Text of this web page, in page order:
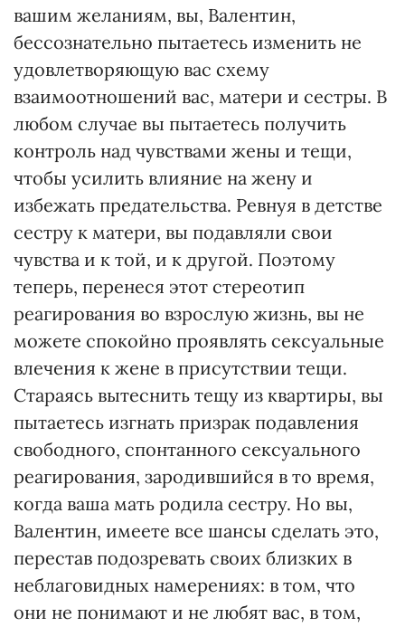
вашим желаниям, вы, Валентин,
бессознательно пытаетесь изменить не
удовлетворяющую вас схему
взаимоотношений вас, матери и сестры. В
любом случае вы пытаетесь получить
контроль над чувствами жены и тещи,
чтобы усилить влияние на жену и
избежать предательства. Ревнуя в детстве
сестру к матери, вы подавляли свои
чувства и к той, и к другой. Поэтому
теперь, перенеся этот стереотип
реагирования во взрослую жизнь, вы не
можете спокойно проявлять сексуальные
влечения к жене в присутствии тещи.
Стараясь вытеснить тещу из квартиры, вы
пытаетесь изгнать призрак подавления
свободного, спонтанного сексуального
реагирования, зародившийся в то время,
когда ваша мать родила сестру. Но вы,
Валентин, имеете все шансы сделать это,
перестав подозревать своих близких в
неблаговидных намерениях: в том, что
они не понимают и не любят вас, в том,